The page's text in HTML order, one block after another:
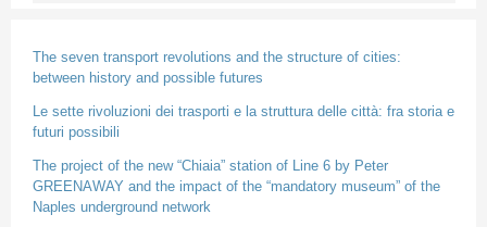
The seven transport revolutions and the structure of cities:
between history and possible futures
Le sette rivoluzioni dei trasporti e la struttura delle città: fra storia e
futuri possibili
The project of the new “Chiaia” station of Line 6 by Peter
GREENAWAY and the impact of the “mandatory museum” of the
Naples underground network